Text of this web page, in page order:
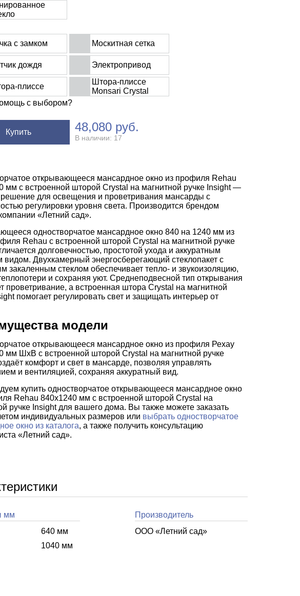
с замком Москитная сетка
дождя Электропривод
плиссе
Штора-плиссе
Monsari Crystal
с выбором?
Купить 48,080 руб.
В наличии: 17
открывающееся мансардное окно из профиля Rehau
мм с встроенной шторой Crystal на магнитной ручке Insight —
для освещения и проветривания мансарды с
регулировки уровня света. Производится брендом
«Летний сад».
одностворчатое мансардное окно 840 на 1240 мм из
Rehau с встроенной шторой Crystal на магнитной ручке
долговечностью, простотой ухода и аккуратным
Двухкамерный энергосберегающий стеклопакет с
закаленным стеклом обеспечивает тепло- и звукоизоляцию,
и сохраняя уют. Среднеподвесной тип открывания
проветривание, а встроенная штора Crystal на магнитной
помогает регулировать свет и защищать интерьер от
модели
открывающееся мансардное окно из профиля Рехау
мм ШхВ с встроенной шторой Crystal на магнитной ручке
комфорт и свет в мансарде, позволяя управлять
и вентиляцией, сохраняя аккуратный вид.
купить одностворчатое открывающееся мансардное окно
Rehau 840x1240 мм с встроенной шторой Crystal на
ручке Insight для вашего дома. Вы также можете заказать
индивидуальных размеров или выбрать одностворчатое
окно из каталога, а также получить консультацию
«Летний сад».
мм
640 мм
1040 мм
Производитель
ООО «Летний cад»